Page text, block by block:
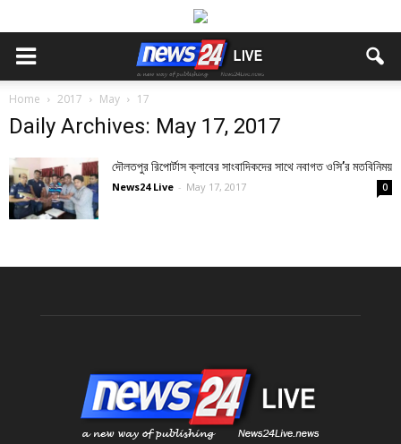
Home 2017 May 17
Daily Archives: May 17, 2017
দৌলতপুর রিপোর্টাস ক্লাবের সাংবাদিকদের সাথে নবাগত ওসি’র মতবিনিময়
News24 Live - May 17, 2017 0